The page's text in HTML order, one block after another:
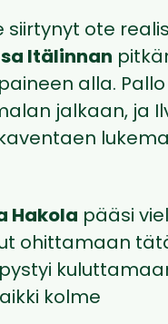
ote
Itälinnan
alla. Pallo
jalkaan, ja
Hakola pääsi
ohittamaan
pystyi
kolme